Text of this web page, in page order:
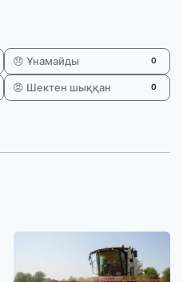
😞 Ұнамайды 0
😡 Шектен шыққан 0